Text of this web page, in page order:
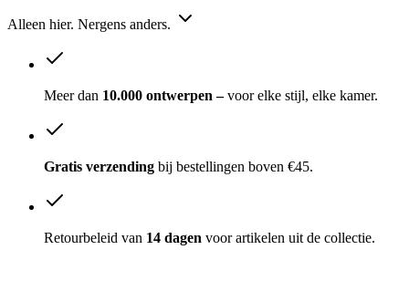
Alleen hier. Nergens anders.
Meer dan 10.000 ontwerpen –voor elke stijl, elke kamer.
Gratis verzending bij bestellingen boven €45.
Retourbeleid van 14 dagen voor artikelen uit de collectie.